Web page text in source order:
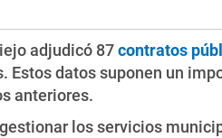
adjudicó 87contratos
Estos datos suponen un
anteriores.
los servicios